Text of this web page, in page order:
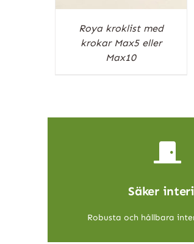
Roya kroklist med
krokar Max5 eller
Max10
Säker
Robusta och hållbara